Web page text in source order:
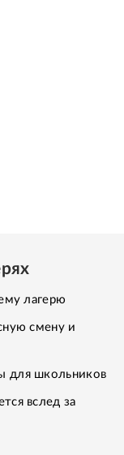
лагерю
смену и
для школьников
вслед за